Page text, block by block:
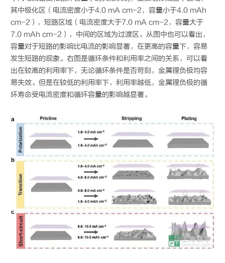
其中极化区（电流密度小于4.0 mA cm-2，容量小于4.0 mAh
cm-2），短路区域（电流密度大于7.0 mA cm-2，容量大于
7.0 mAh cm-2），中间的区域为过渡区。从图中也可以看出，
容量对于短路的影响比电流的影响显著，在更高的容量下，容易
发生短路的现象。右图是循环条件和利用率之间的关系，可以看
出在较高的利用率下，无论循环条件是否苛刻，金属锂负极均容
易失效。但是在较低的利用率下，利用率越低，金属锂负极的循
环寿命受电流密度和循环容量的影响越显著。